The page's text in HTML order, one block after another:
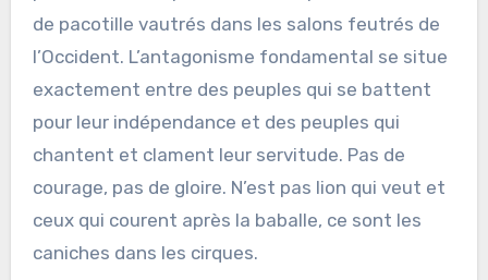
de pacotille vautrés dans les salons feutrés de
l’Occident. L’antagonisme fondamental se situe
exactement entre des peuples qui se battent
pour leur indépendance et des peuples qui
chantent et clament leur servitude. Pas de
courage, pas de gloire. N’est pas lion qui veut et
ceux qui courent après la baballe, ce sont les
caniches dans les cirques.